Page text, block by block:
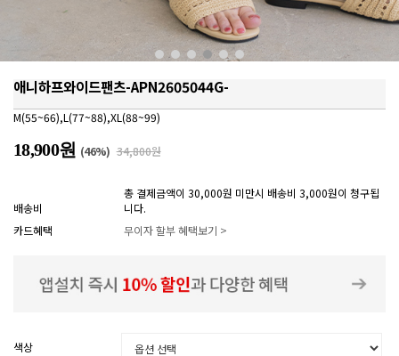
애니하프와이드팬츠-APN2605044G-
M(55~66),L(77~88),XL(88~99)
18,900원 (46%) 34,800원
배송비
총 결제금액이 30,000원 미만시 배송비 3,000원이 청구됩
니다.
카드혜택
무이자 할부 혜택보기 >
색상